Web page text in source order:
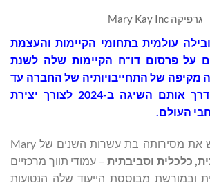
גרפיקה Mary Kay Inc
עולמית בתחומי הקיימות והעצמת
על פרסום דו"ח הקיימות שלה לשנת
מקיפה של התחייבויותיה של החברה עד
2030 ואת ציוני הדרך אותם השיגה ב-2024 לצורך יצירת
העולם.
הדו"ח השנתי מדגיש את מסירותה בת עשרות השנים של Mary
כלכלית וסביבתית – עמודי תווך מרכזיים
ובמורשת מבוססת הייעוד שלה הנטועות